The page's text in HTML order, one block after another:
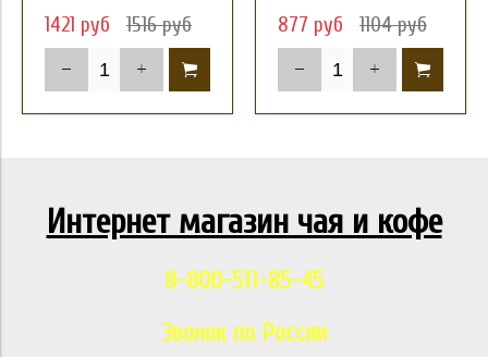
1421 руб
1516 руб
877 руб
1104 руб
Интернет магазин чая и кофе
8-800-511-85-45
Звонок по России